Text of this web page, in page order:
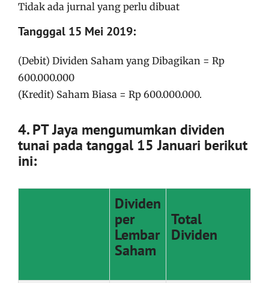
Tidak ada jurnal yang perlu dibuat
Tangggal 15 Mei 2019:
(Debit) Dividen Saham yang Dibagikan = Rp
600.000.000
(Kredit) Saham Biasa = Rp 600.000.000.
4. PT Jaya mengumumkan dividen
tunai pada tanggal 15 Januari berikut
ini:
Dividen
per
Lembar
Saham
Total
Dividen